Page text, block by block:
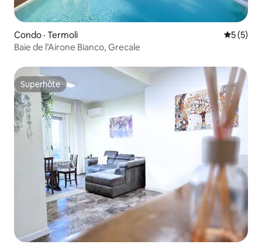
Condo · Termoli Note
5 (5)
Baie de l’Airone Bianco, Grecale
Superhôte
Superhôte